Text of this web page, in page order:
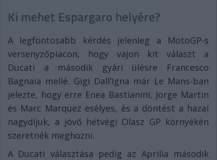
Ki mehet Espargaro helyére?
A legfontosabb kérdés jelenleg a MotoGP-s
versenyzőpiacon, hogy vajon kit választ a
Ducati a második gyári ülésre Francesco
Bagnaia mellé. Gigi Dall’Igna már Le Mans-ban
jelezte, hogy erre Enea Bastianini, Jorge Martin
és Marc Marquez esélyes, és a döntést a hazai
nagydíjuk, a jövő hétvégi Olasz GP környékén
szeretnék meghozni.
A Ducati választása pedig az Aprilia második